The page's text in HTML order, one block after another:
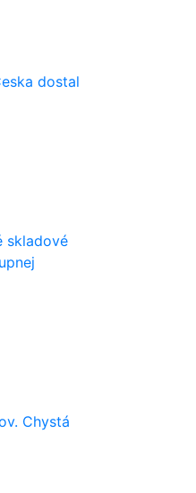
dostal
skladové
Chystá